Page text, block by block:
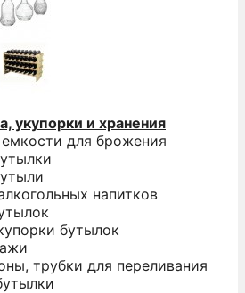
укупорки и хранения
для брожения
напитков
бутылок
трубки для переливания